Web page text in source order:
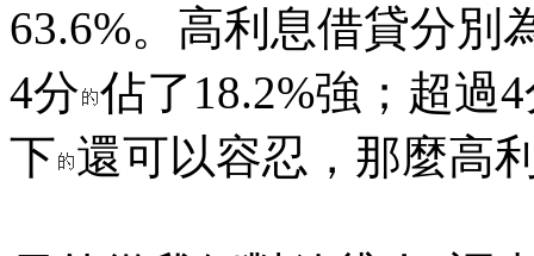
63.6%。高利息借貸分別
4分 佔了18.2%強；超過
下 還可以容忍，那麼高